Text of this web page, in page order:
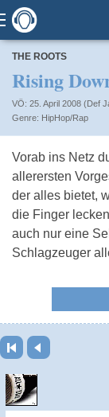
THE ROOTS
Rising
VÖ: 25. April 2008 (Def
HipHop/Rap
Vorab ins Netz
allerersten
der alles bietet,
die Finger
auch nur eine
Schlagzeuger